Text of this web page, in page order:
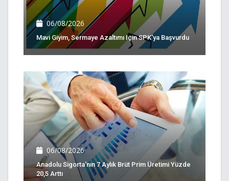
06/08/2026
Mavi Giyim, Sermaye Azaltımı Için SPK'ya Başvurdu
06/08/2026
Anadolu Sigorta'nın 7 Aylık Brüt Prim Üretimi Yüzde
20,5 Arttı